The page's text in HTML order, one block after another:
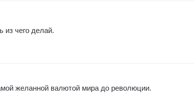
из чего делай.
желанной валютой мира до революции.